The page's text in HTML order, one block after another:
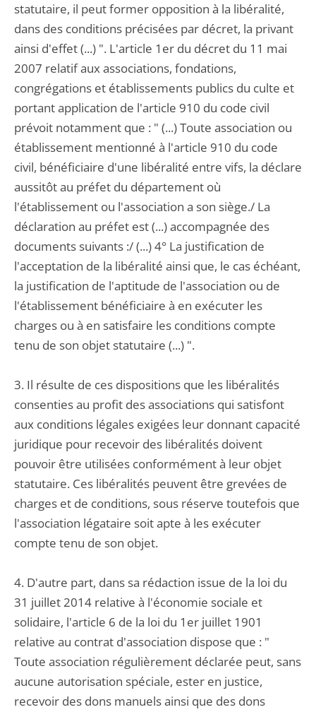
statutaire, il peut former opposition à la libéralité,
dans des conditions précisées par décret, la privant
ainsi d'effet (...) ". L'article 1er du décret du 11 mai
2007 relatif aux associations, fondations,
congrégations et établissements publics du culte et
portant application de l'article 910 du code civil
prévoit notamment que : " (...) Toute association ou
établissement mentionné à l'article 910 du code
civil, bénéficiaire d'une libéralité entre vifs, la déclare
aussitôt au préfet du département où
l'établissement ou l'association a son siège./ La
déclaration au préfet est (...) accompagnée des
documents suivants :/ (...) 4° La justification de
l'acceptation de la libéralité ainsi que, le cas échéant,
la justification de l'aptitude de l'association ou de
l'établissement bénéficiaire à en exécuter les
charges ou à en satisfaire les conditions compte
tenu de son objet statutaire (...) ".
3. Il résulte de ces dispositions que les libéralités
consenties au profit des associations qui satisfont
aux conditions légales exigées leur donnant capacité
juridique pour recevoir des libéralités doivent
pouvoir être utilisées conformément à leur objet
statutaire. Ces libéralités peuvent être grevées de
charges et de conditions, sous réserve toutefois que
l'association légataire soit apte à les exécuter
compte tenu de son objet.
4. D'autre part, dans sa rédaction issue de la loi du
31 juillet 2014 relative à l'économie sociale et
solidaire, l'article 6 de la loi du 1er juillet 1901
relative au contrat d'association dispose que : "
Toute association régulièrement déclarée peut, sans
aucune autorisation spéciale, ester en justice,
recevoir des dons manuels ainsi que des dons